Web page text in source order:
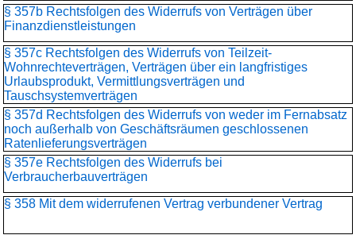
§ 357b Rechtsfolgen des Widerrufs von Verträgen über
Finanzdienstleistungen
§ 357c Rechtsfolgen des Widerrufs von Teilzeit-
Wohnrechteverträgen, Verträgen über ein langfristiges
Urlaubsprodukt, Vermittlungsverträgen und
Tauschsystemverträgen
§ 357d Rechtsfolgen des Widerrufs von weder im Fernabsatz
noch außerhalb von Geschäftsräumen geschlossenen
Ratenlieferungsverträgen
§ 357e Rechtsfolgen des Widerrufs bei
Verbraucherbauverträgen
§ 358 Mit dem widerrufenen Vertrag verbundener Vertrag